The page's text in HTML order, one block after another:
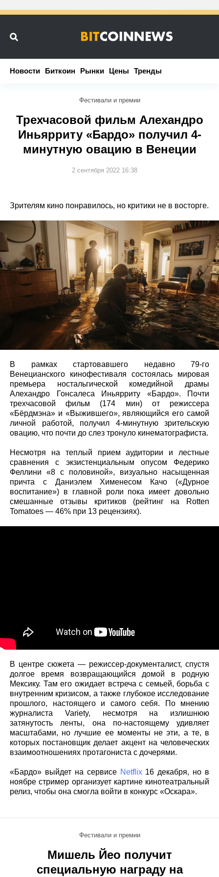
Новости Биткоин Рынки Цены Тренды
Новости Биткоин Рынки Цены Тренды
Фестивали и премии
Трехчасовой фильм Алехандро
Иньярриту «Бардо» получил 4-
минутную овацию в Венеции
2 сентября 2022 16:38
Зрителям кино понравилось, но критики не в восторге.
В рамках стартовавшего недавно 79-го
Венецианского кинофестиваля состоялась мировая
премьера ностальгической комедийной драмы
Алехандро Гонсалеса Иньярриту «Бардо». Почти
трехчасовой фильм (174 мин) от режиссера
«Бёрдмэна» и «Выжившего», являющийся его самой
личной работой, получил 4-минутную зрительскую
овацию, что почти до слез тронуло кинематографиста.
Несмотря на теплый прием аудитории и лестные
сравнения с экзистенциальным опусом Федерико
Феллини «8 с половиной», визуально насыщенная
причта с Даниэлем Хименесом Качо («Дурное
воспитание») в главной роли пока имеет довольно
смешанные отзывы критиков (рейтинг на Rotten
Tomatoes — 46% при 13 рецензиях).
В центре сюжета — режиссер-документалист, спустя
долгое время возвращающийся домой в родную
Мексику. Там его ожидает встреча с семьей, борьба с
внутренним кризисом, а также глубокое исследование
прошлого, настоящего и самого себя. По мнению
журналиста Variety, несмотря на излишнюю
затянутость ленты, она по-настоящему удивляет
масштабами, но лучшие ее моменты не эти, а те, в
которых постановщик делает акцент на человеческих
взаимоотношениях протагониста с дочерями.
«Бардо» выйдет на сервисе Netflix16 декабря, но в
ноябре стример организует картине кинотеатральный
релиз, чтобы она смогла войти в конкурс «Оскара».
Фестивали и премии
Мишель Йео получит
специальную награду на